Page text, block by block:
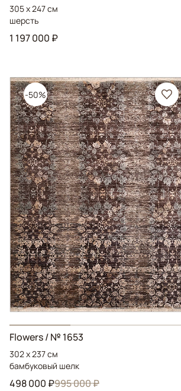
305 x 247 см
шерсть
1 197 000 ₽
-50%
Flowers/ № 1653
302 x 237 см
бамбуковый шелк
498 000 ₽995 000 ₽